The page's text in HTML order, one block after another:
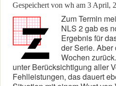
Gespeichert von wh am 3 April,
Zum Termin
NLS 2 gab es
Ergebnis für
der Serie. Aber
Wochen
unter Berücksichtigung aller
Fehlleistungen, das dauert